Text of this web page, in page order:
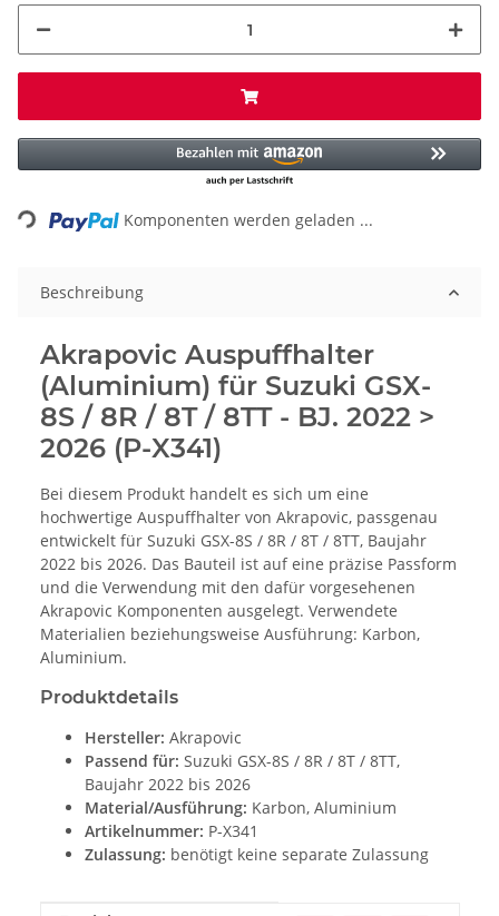
Loading... Komponenten werden geladen ...
Beschreibung
Akrapovic Auspuffhalter
(Aluminium) für Suzuki GSX-
8S / 8R / 8T / 8TT - BJ. 2022 >
2026 (P-X341)
Bei diesem Produkt handelt es sich um eine
hochwertige Auspuffhalter von Akrapovic, passgenau
entwickelt für Suzuki GSX-8S / 8R / 8T / 8TT, Baujahr
2022 bis 2026. Das Bauteil ist auf eine präzise Passform
und die Verwendung mit den dafür vorgesehenen
Akrapovic Komponenten ausgelegt. Verwendete
Materialien beziehungsweise Ausführung: Karbon,
Aluminium.
Produktdetails
Hersteller: Akrapovic
Passend für: Suzuki GSX-8S / 8R / 8T / 8TT,
Baujahr 2022 bis 2026
Material/Ausführung: Karbon, Aluminium
Artikelnummer: P-X341
Zulassung: benötigt keine separate Zulassung